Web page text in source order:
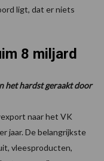
ligt, dat er niets
8 miljard
het hardst geraakt door
naar het VK
jaar. De belangrijkste
vleesproducten,